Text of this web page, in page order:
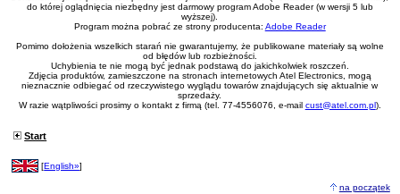
do której oglądnięcia niezbędny jest darmowy program Adobe Reader (w wersji 5 lub
wyższej).
Program można pobrać ze strony producenta: Adobe Reader
Pomimo dołożenia wszelkich starań nie gwarantujemy, że publikowane materiały są wolne
od błędów lub rozbieżności.
Uchybienia te nie mogą być jednak podstawą do jakichkolwiek roszczeń.
Zdjęcia produktów, zamieszczone na stronach internetowych Atel Electronics, mogą
nieznacznie odbiegać od rzeczywistego wyglądu towarów znajdujących się aktualnie w
sprzedaży.
W razie wątpliwości prosimy o kontakt z firmą (tel. 77-4556076, e-mail cust@atel.com.pl).
Start
[English»]
na początek